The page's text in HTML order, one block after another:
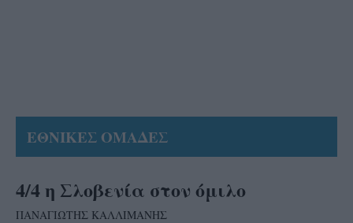
ΕΘΝΙΚΕΣ ΟΜΑΔΕΣ
4/4 η Σλοβενία στον όμιλο
ΠΑΝΑΓΙΩΤΗΣ ΚΑΛΛΙΜΑΝΗΣ